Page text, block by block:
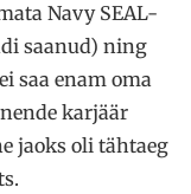
Navy SEAL-
saanud) ning
saa enam oma
karjäär
jaoks oli tähtaeg